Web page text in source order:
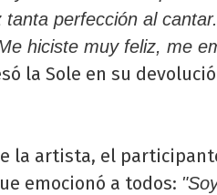
perfección al
hiciste muy feliz, me
la Sole en su
la artista, el
emocionó a todos: